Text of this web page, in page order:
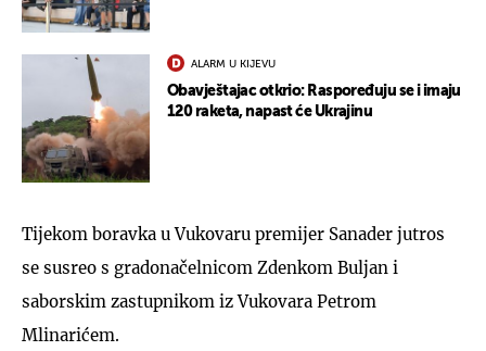
ALARM U KIJEVU
Obavještajac otkrio: Raspoređuju se i imaju
120 raketa, napast će Ukrajinu
Tijekom boravka u Vukovaru premijer Sanader jutros
se susreo s gradonačelnicom Zdenkom Buljan i
saborskim zastupnikom iz Vukovara Petrom
Mlinarićem.